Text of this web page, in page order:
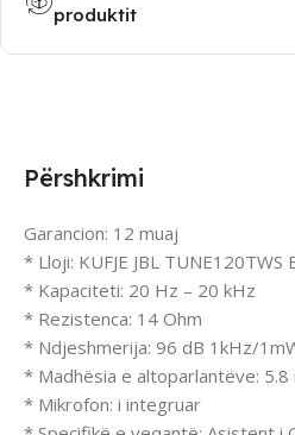
produktit
Përshkrimi
Garancion: 12 muaj
* Lloji: KUFJE JBL TUNE120TWS
* Kapaciteti: 20 Hz – 20 kHz
* Rezistenca: 14 Ohm
* Ndjeshmerija: 96 dB 1kHz/
* Madhësia e altoparlantëve: 5.8
* Mikrofon: i integruar